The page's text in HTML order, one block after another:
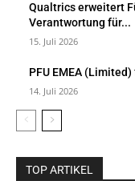
Qualtrics erweitert
Verantwortung für...
15. Juli 2026
PFU EMEA
14. Juli 2026
TOP ARTIKEL